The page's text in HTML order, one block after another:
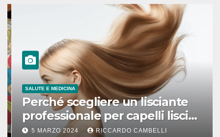
SALUTE E MEDICINA
Perché scegliere un lisciante
professionale per capelli lisci
che durano
5 MARZO 2024 RICCARDO CAMBELLI